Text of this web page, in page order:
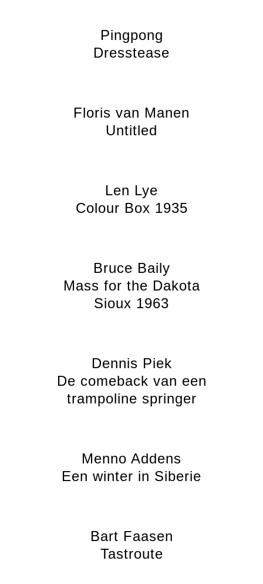
Pingpong
Dresstease
Floris van Manen
Untitled
Len Lye
Colour Box 1935
Bruce Baily
Mass for the Dakota
Sioux 1963
Dennis Piek
De comeback van een
trampoline springer
Menno Addens
Een winter in Siberie
Bart Faasen
Tastroute